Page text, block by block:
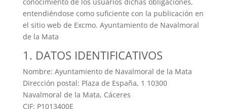
entendiéndose como suficiente con la publicación en
el sitio web de Excmo. Ayuntamiento de Navalmoral
de la Mata
1. DATOS IDENTIFICATIVOS
Nombre: Ayuntamiento de Navalmoral de la Mata
Dirección postal: Plaza de España, 1 10300
Navalmoral de la Mata, Cáceres
CIF: P1013400E